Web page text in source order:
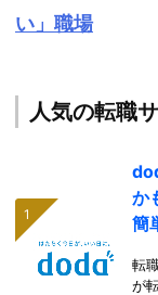
い」職場
人気の転職
か
簡
転
が